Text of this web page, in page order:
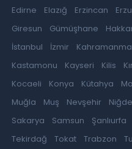
Edirne
Elazığ Erzincan
Giresun
Gümüşhane
İstanbul
İzmir
Kastamonu
Kayseri Kilis
Kocaeli
Konya Kütahya
Muğla
Muş Nevşehir Niğde
Sakarya
Samsun Şanlıurfa
Tekirdağ
Tokat Trabzon